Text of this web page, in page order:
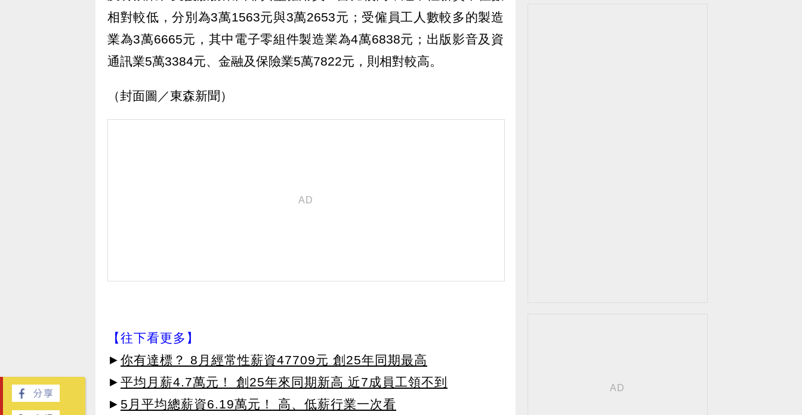
相對較低，分別為3萬1563元與3萬2653元；受僱員工人數較多的製造
業為3萬6665元，其中電子零組件製造業為4萬6838元；出版影音及資
通訊業5萬3384元、金融及保險業5萬7822元，則相對較高。
（封面圖／東森新聞）
【往下看更多】
► 你有達標？ 8月經常性薪資47709元 創25年同期最高
► 平均月薪4.7萬元！ 創25年來同期新高 近7成員工領不到
► 5月平均總薪資6.19萬元！ 高、低薪行業一次看